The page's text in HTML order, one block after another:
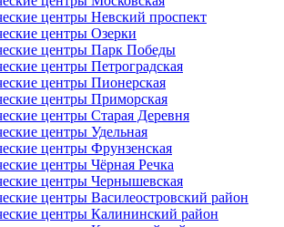
центры Невский проспект
центры Озерки
центры Парк Победы
центры Петроградская
центры Пионерская
центры Приморская
центры Старая Деревня
центры Удельная
центры Фрунзенская
центры Чёрная Речка
центры Чернышевская
центры Василеостровский район
центры Калининский район